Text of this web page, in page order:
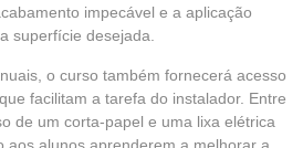
impecável e a aplicação
superfície desejada.
o curso também fornecerá acesso
facilitam a tarefa do instalador. Entre
de um corta-papel e uma lixa elétrica
aos alunos aprenderem a melhorar a